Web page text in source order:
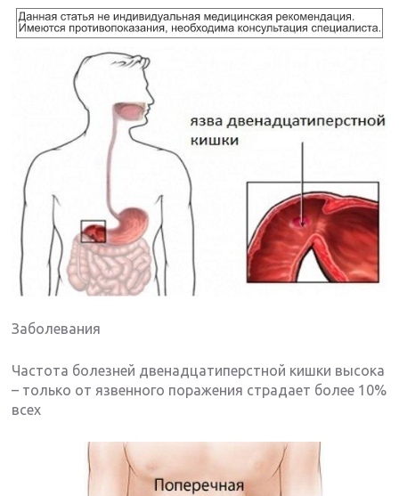
Заболевания
Частота болезней двенадцатиперстной кишки высока
– только от язвенного поражения страдает более 10%
всех